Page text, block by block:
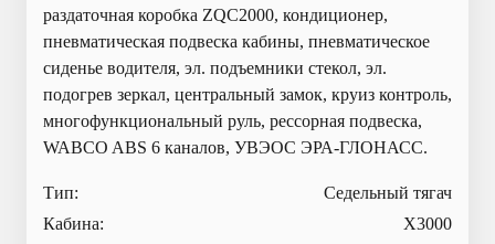
раздаточная коробка ZQC2000, кондиционер,
пневматическая подвеска кабины, пневматическое
сиденье водителя, эл. подъемники стекол, эл.
подогрев зеркал, центральный замок, круиз контроль,
многофункциональный руль, рессорная подвеска,
WABCO ABS 6 каналов, УВЭОС ЭРА-ГЛОНАСС.
Тип:
Седельный тягач
Кабина:
X3000